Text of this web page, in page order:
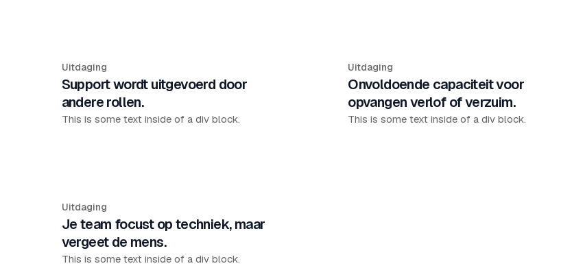
Uitdaging
Support wordt uitgevoerd door
andere rollen.
This is some text inside of a div block.
Uitdaging
Onvoldoende capaciteit voor
opvangen verlof of verzuim.
This is some text inside of a div block.
Uitdaging
Je team focust op techniek, maar
vergeet de mens.
This is some text inside of a div block.